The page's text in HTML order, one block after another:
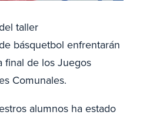
taller
básquetbol enfrentarán
final de los Juegos
Comunales.
alumnos ha estado